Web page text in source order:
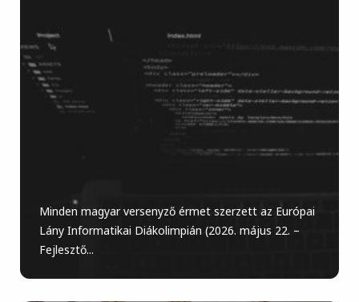
Minden magyar versenyző érmet szerzett az Európai
Lány Informatikai Diákolimpián (2026. május 22. –
Fejlesztő...